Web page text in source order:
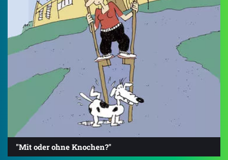
"Mit oder ohne Knochen?"